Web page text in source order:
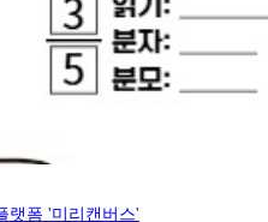
랫폼 '미리캔버스'